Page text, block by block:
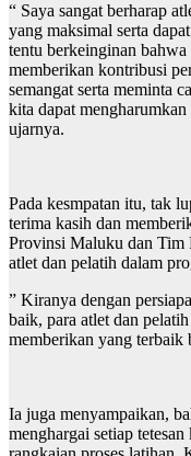
“ Saya sangat berharap
yang maksimal serta
tentu berkeinginan bahwa
memberikan kontribusi
semangat serta meminta
kita dapat
ujarnya.
Pada kesmpatan itu, tak
terima kasih dan
Provinsi Maluku dan Tim
atlet dan pelatih dalam
” Kiranya dengan
baik, para atlet dan
memberikan yang terbaik
Ia juga menyampaikan,
menghargai setiap